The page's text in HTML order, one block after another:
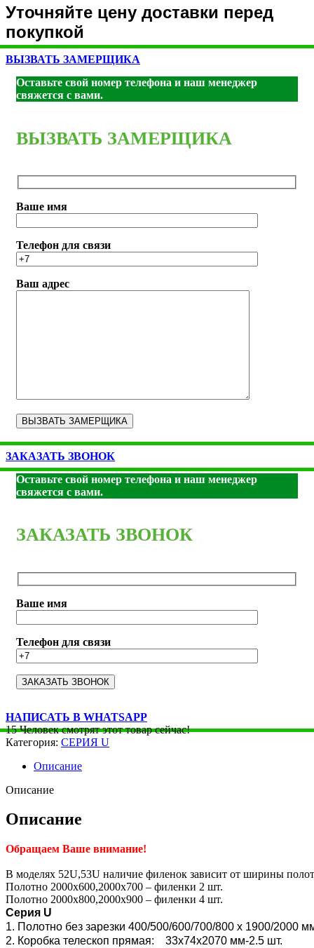
Уточняйте цену доставки перед
покупкой
ВЫЗВАТЬ ЗАМЕРЩИКА
Оставьте свой номер телефона и наш менеджер
свяжется с вами.
ВЫЗВАТЬ ЗАМЕРЩИКА
Ваше имя
Телефон для связи
Ваш адрес
ЗАКАЗАТЬ ЗВОНОК
Оставьте свой номер телефона и наш менеджер
свяжется с вами.
ЗАКАЗАТЬ ЗВОНОК
Ваше имя
Телефон для связи
НАПИСАТЬ В WHATSAPP
15 Человек смотрят этот товар сейчас!
Категория: СЕРИЯ U
Описание
Описание
Описание
Обращаем Ваше внимание!
В моделях 52U,53U наличие филенок зависит от ширины
Полотно 2000х600,2000х700 – филенки 2 шт.
Полотно 2000х800,2000х900 – филенки 4 шт.
Серия U
1. Полотно без зарезки 400/500/600/700/800 x 1900/2000
2. Коробка телескоп прямая: 33х74х2070 мм-2.5 шт.